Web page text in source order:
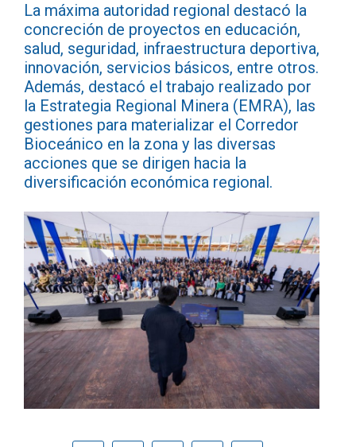
La máxima autoridad regional destacó la
concreción de proyectos en educación,
salud, seguridad, infraestructura deportiva,
innovación, servicios básicos, entre otros.
Además, destacó el trabajo realizado por
la Estrategia Regional Minera (EMRA), las
gestiones para materializar el Corredor
Bioceánico en la zona y las diversas
acciones que se dirigen hacia la
diversificación económica regional.